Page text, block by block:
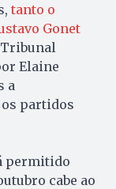
tanto o
Gonet
Elaine
a
partidos
permitido
cabe ao